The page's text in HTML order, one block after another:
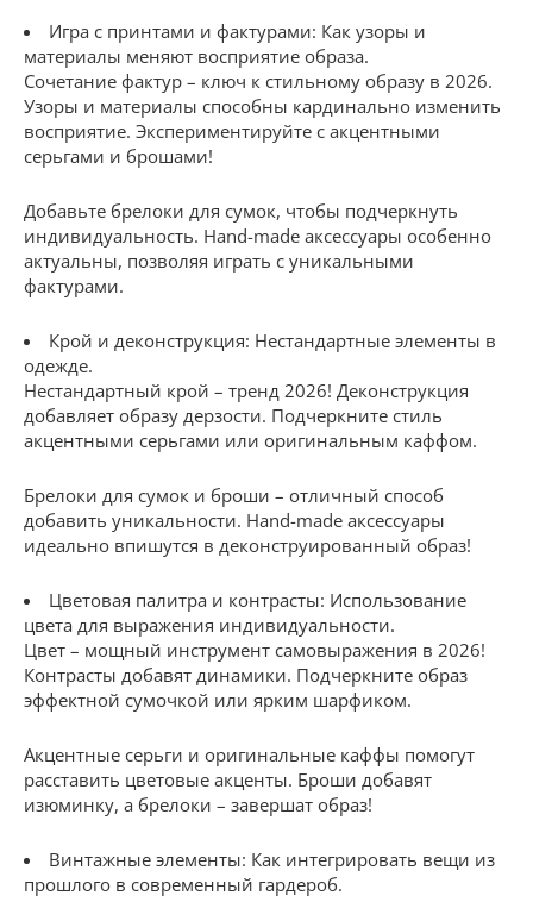
Игра с принтами и фактурами: Как узоры и
материалы меняют восприятие образа.
Сочетание фактур – ключ к стильному образу в 2026.
Узоры и материалы способны кардинально изменить
восприятие. Экспериментируйте с акцентными
серьгами и брошами!
Добавьте брелоки для сумок, чтобы подчеркнуть
индивидуальность. Hand-made аксессуары особенно
актуальны, позволяя играть с уникальными
фактурами.
Крой и деконструкция: Нестандартные элементы в
одежде.
Нестандартный крой – тренд 2026! Деконструкция
добавляет образу дерзости. Подчеркните стиль
акцентными серьгами или оригинальным каффом.
Брелоки для сумок и броши – отличный способ
добавить уникальности. Hand-made аксессуары
идеально впишутся в деконструированный образ!
Цветовая палитра и контрасты: Использование
цвета для выражения индивидуальности.
Цвет – мощный инструмент самовыражения в 2026!
Контрасты добавят динамики. Подчеркните образ
эффектной сумочкой или ярким шарфиком.
Акцентные серьги и оригинальные каффы помогут
расставить цветовые акценты. Броши добавят
изюминку, а брелоки – завершат образ!
Винтажные элементы: Как интегрировать вещи из
прошлого в современный гардероб.